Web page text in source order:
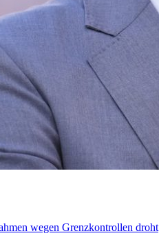
wegen Grenzkontrollen droht